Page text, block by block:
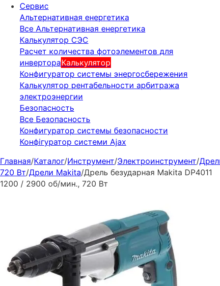
Сервис
Альтернативная енергетика
Все Альтернативная енергетика
Калькулятор СЭС
Расчет количества фотоэлементов для
инвертораКалькулятор
Конфигуратор системы энергосбережения
Калькулятор рентабельности арбитража
электроэнергии
Безопасность
Все Безопасность
Конфигуратор системы безопасности
Конфігуратор системи Ajax
Главная/Каталог/Инструмент/Электроинструмент/
720 Вт/Дрели Makita/Дрель безударная Makita DP4011
1200 / 2900 об/мин., 720 Вт